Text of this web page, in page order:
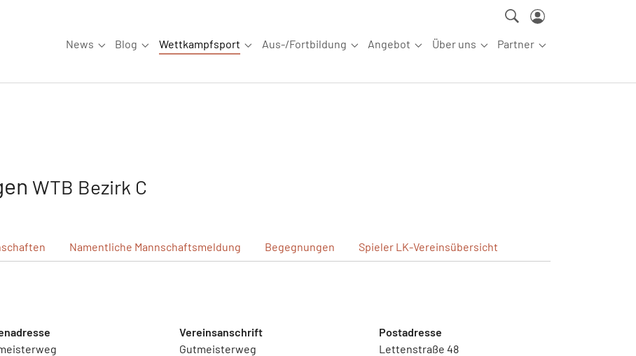
News
Submenu for "News"
Blog
Submenu for "Blog"
Wettkampfsport
Submenu for "Wettkampfsport"
Aus-/Fortbildung
Submenu for "Aus-/Fortbildung"
Angebot
Submenu for "Angebot"
Über uns
Submenu for "Über uns"
Partner
Submenu for
WTB Bezirk C
Namentliche Mannschaftsmeldung Begegnungen Spieler LK-Vereinsübersicht
Vereinsanschrift
Gutmeisterweg
Postadresse
Lettenstraße 48